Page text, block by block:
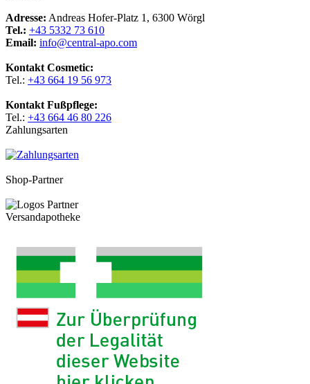
Adresse: Andreas Hofer-Platz 1, 6300 Wörgl
Tel.: +43 5332 73 610
Email: info@central-apo.com
Kontakt Cosmetic:
Tel.: +43 664 19 56 973
Kontakt Fußpflege:
Tel.: +43 664 46 80 226
Zahlungsarten
Shop-Partner
Versandapotheke